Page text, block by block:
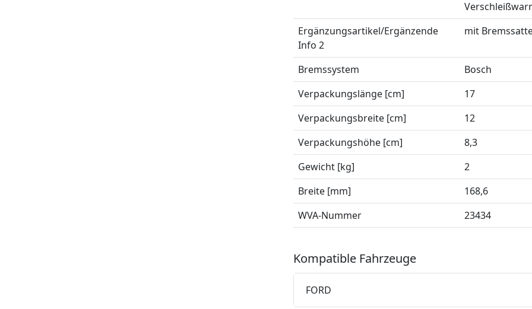
Ergänzungsartikel/Ergänzende
Info 2
mit
Bremssystem
Bosch
Verpackungslänge [cm]
17
Verpackungsbreite [cm]
12
Verpackungshöhe [cm]
8,3
Gewicht [kg]
2
Breite [mm]
168,6
WVA-Nummer
23434
Kompatible Fahrzeuge
FORD